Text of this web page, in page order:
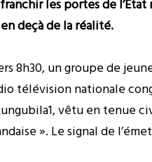
les portes de
deçà de la réalité.
8h30, un groupe de
télévision nationale
vêtu en tenue
». Le signal de